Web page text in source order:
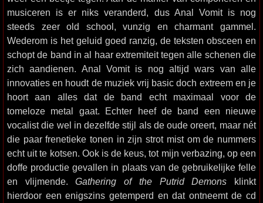
musiceren is er niks veranderd, dus Anal Vomit is nog
steeds zeer old school, vunzig en charmant gammel.
Wederom is het geluid goed ranzig, de teksten obsceen en
schopt de band in al haar extremiteit tegen alle schenen die
zich aandienen. Anal Vomit is nog altijd wars van alle
innovaties en houdt de muziek vrij basic doch extreem en je
hoort aan alles dat de band echt maximaal voor de
tomeloze metal gaat. Echter heef de band een nieuwe
vocalist die wel in dezelfde stijl als de oude oreert, maar nét
die paar frenetieke tonen in zijn strot mist om de nummers
echt uit te kotsen. Ook is de keus, tot mijn verbazing, op een
doffe productie gevallen in plaats van de gebruikelijke felle
en vlijmende.Gathering of the Putrid Demons klinkt
hierdoor een enigszins getemperd en dat ontneemt de cd